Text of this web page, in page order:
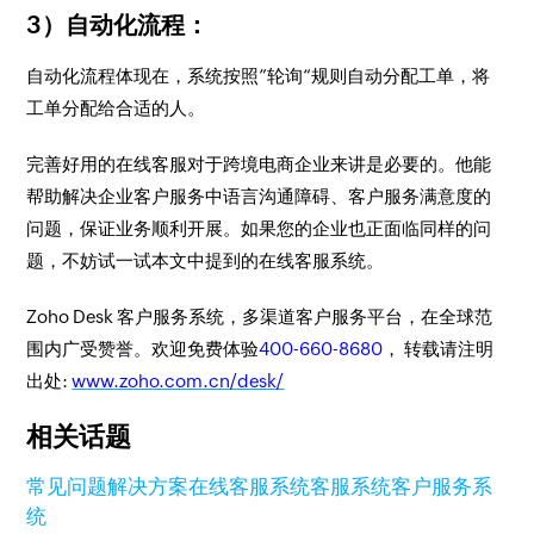
3）自动化流程：
自动化流程体现在，系统按照”轮询“规则自动分配工单，将
工单分配给合适的人。
完善好用的在线客服对于跨境电商企业来讲是必要的。他能
帮助解决企业客户服务中语言沟通障碍、客户服务满意度的
问题，保证业务顺利开展。如果您的企业也正面临同样的问
题，不妨试一试本文中提到的在线客服系统。
Zoho Desk 客户服务系统，多渠道客户服务平台，在全球范
围内广受赞誉。欢迎免费体验400-660-8680 ， 转载请注明
出处:www.zoho.com.cn/desk/
相关话题
常见问题解决方案在线客服系统客服系统客户服务系
统